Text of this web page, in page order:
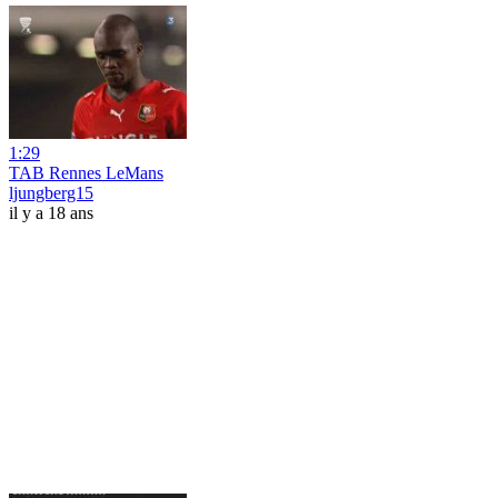
1:29
TAB Rennes LeMans
ljungberg15
il y a 18 ans